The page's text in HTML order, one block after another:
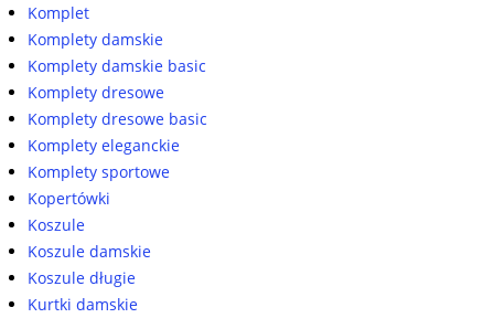
Komplet
Komplety damskie
Komplety damskie basic
Komplety dresowe
Komplety dresowe basic
Komplety eleganckie
Komplety sportowe
Kopertówki
Koszule
Koszule damskie
Koszule długie
Kurtki damskie